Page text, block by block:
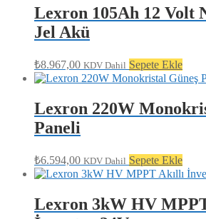
₺59,00.
Lexron 105Ah 12 Volt
Jel Akü
₺8.967,00 KDV Dahil Sepete Ekle
Lexron 220W
Paneli
₺6.594,00 KDV Dahil Sepete Ekle
Lexron 3kW HV